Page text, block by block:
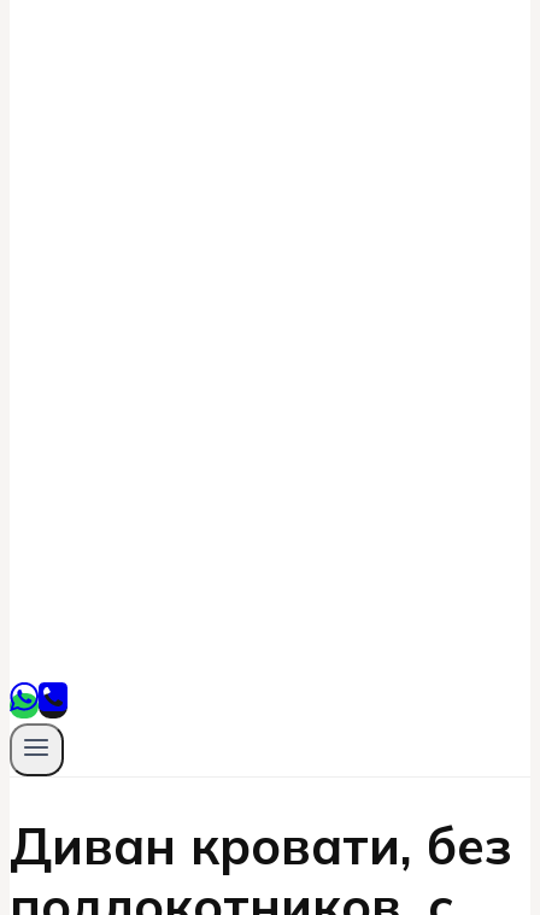
Диван кровати, без